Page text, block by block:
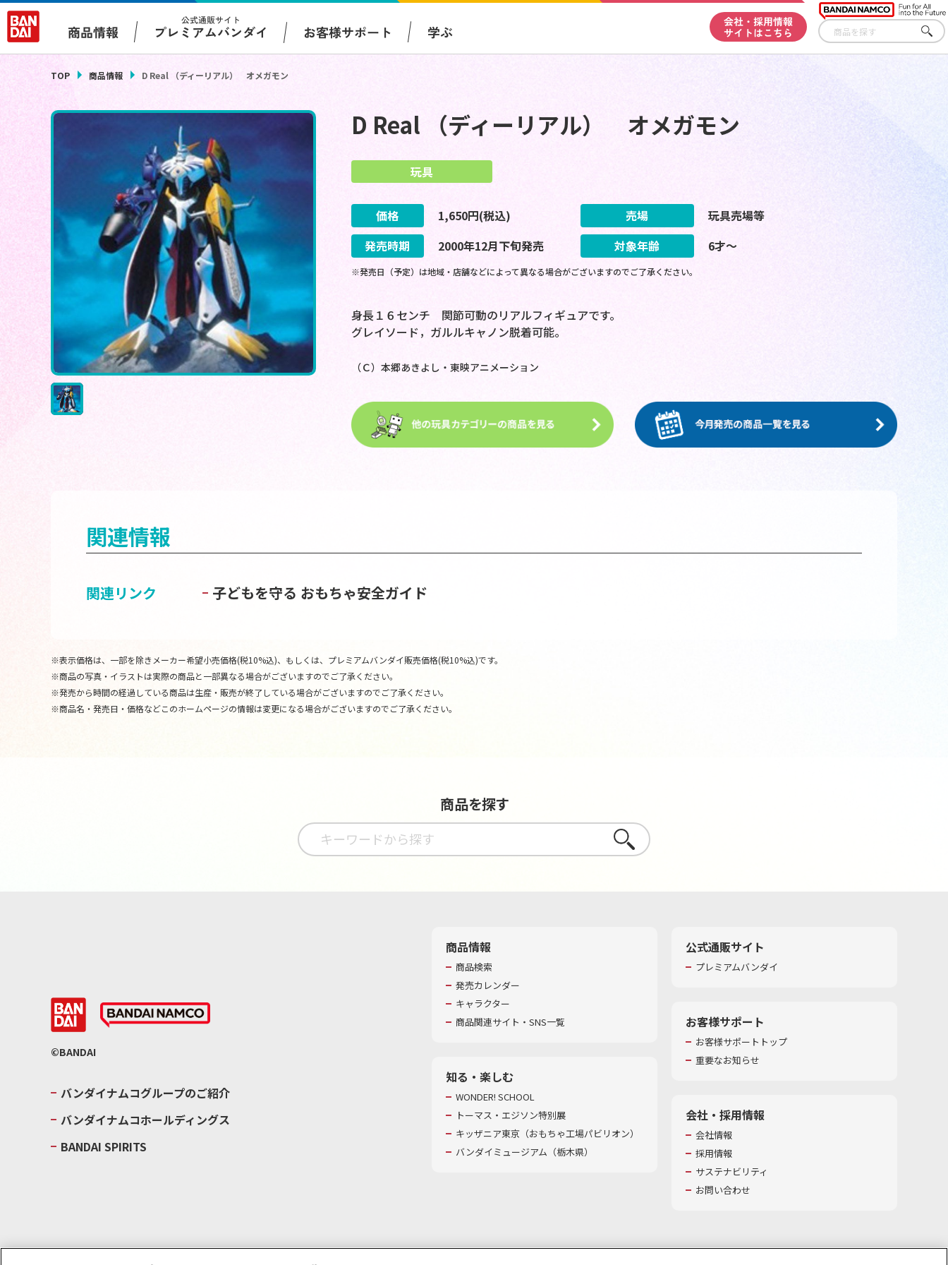
商品情報
公式通販サイト
プレミアムバンダイ お客様サポート 学ぶ
会社・採用情報
サイトはこちら
さが
す
TOP 商品情報 D Real （ディーリアル） オメガモン
D Real （ディーリアル） オメガモン
玩具
価格 1,650円(税込) 売場
玩具売場等
発売時期
2000年12月下旬発売 対象年齢 6才～
※発売日（予定）は地域・店舗などによって異なる場合がございますのでご了承ください。
身長１６センチ 関節可動のリアルフィギュアです。
グレイソード，ガルルキャノン脱着可能。
（Ｃ）本郷あきよし・東映アニメーション
関連情報
関連リンク 子どもを守る おもちゃ安全ガイド
※表示価格は、一部を除きメーカー希望小売価格(税10%込)、もしくは、プレミアムバンダイ販売価格(税10%込)です。
※商品の写真・イラストは実際の商品と一部異なる場合がございますのでご了承ください。
※発売から時間の経過している商品は生産・販売が終了している場合がございますのでご了承ください。
※商品名・発売日・価格などこのホームページの情報は変更になる場合がございますのでご了承ください。
商品を探す
さがす
©BANDAI
バンダイナムコグループのご紹介
バンダイナムコホールディングス
BANDAI SPIRITS
商品情報
商品検索
発売カレンダー
キャラクター
商品関連サイト・SNS一覧
知る・楽しむ
WONDER! SCHOOL
トーマス・エジソン特別展
キッザニア東京（おもちゃ工場パビリオン）​
バンダイミュージアム（栃木県）
公式通販サイト
プレミアムバンダイ
お客様サポート
お客様サポートトップ
重要なお知らせ
会社・採用情報
会社情報
採用情報
サステナビリティ
お問い合わせ